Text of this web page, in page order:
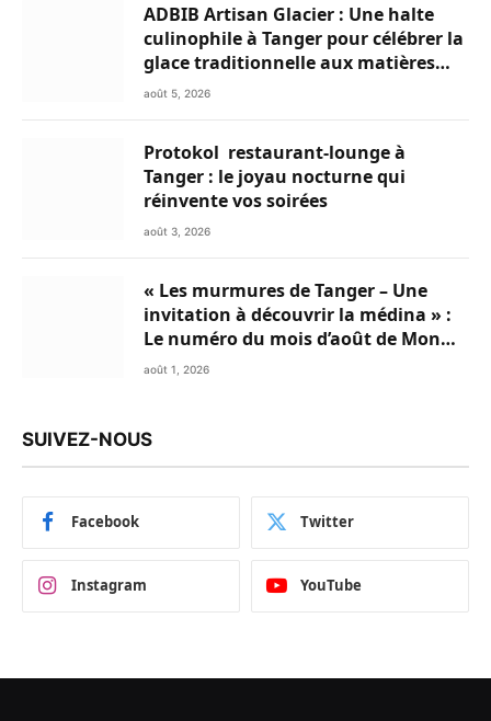
ADBIB Artisan Glacier : Une halte
culinophile à Tanger pour célébrer la
glace traditionnelle aux matières
premières de choix
août 5, 2026
Protokol restaurant-lounge à
Tanger : le joyau nocturne qui
réinvente vos soirées
août 3, 2026
« Les murmures de Tanger – Une
invitation à découvrir la médina » :
Le numéro du mois d’août de Mon
Livret du Nord du Maroc est
août 1, 2026
SUIVEZ-NOUS
Facebook Twitter
Instagram YouTube